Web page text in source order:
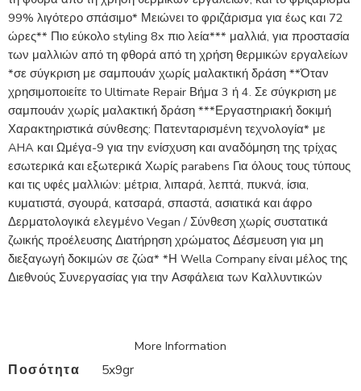
99% λιγότερο σπάσιμο* Μειώνει το φριζάρισμα για έως και 72
ώρες** Πιο εύκολο styling 8x πιο λεία*** μαλλιά, για προστασία
των μαλλιών από τη φθορά από τη χρήση θερμικών εργαλείων
*σε σύγκριση με σαμπουάν χωρίς μαλακτική δράση **Όταν
χρησιμοποιείτε το Ultimate Repair Βήμα 3 ή 4. Σε σύγκριση με
σαμπουάν χωρίς μαλακτική δράση ***Εργαστηριακή δοκιμή
Χαρακτηριστικά σύνθεσης: Πατενταρισμένη τεχνολογία* με
AHA και Ωμέγα-9 για την ενίσχυση και αναδόμηση της τρίχας
εσωτερικά και εξωτερικά Χωρίς parabens Για όλους τους τύπους
και τις υφές μαλλιών: μέτρια, λιπαρά, λεπτά, πυκνά, ίσια,
κυματιστά, σγουρά, κατσαρά, σπαστά, ασιατικά και άφρο
Δερματολογικά ελεγμένο Vegan / Σύνθεση χωρίς συστατικά
ζωικής προέλευσης Διατήρηση χρώματος Δέσμευση για μη
διεξαγωγή δοκιμών σε ζώα* *Η Wella Company είναι μέλος της
Διεθνούς Συνεργασίας για την Ασφάλεια των Καλλυντικών
More Information
Ποσότητα 5x9gr